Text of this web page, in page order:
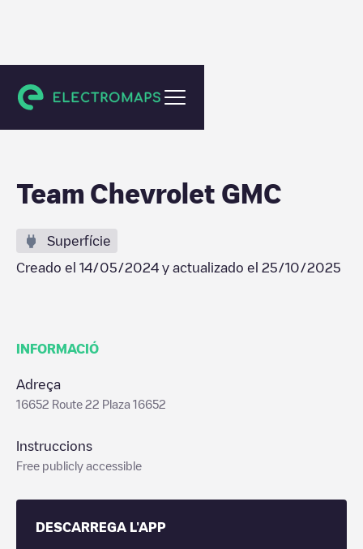
Huntingdon
Team Chevrolet GMC
Superfície
Creado el 14/05/2024 y actualizado el 25/10/2025
INFORMACIÓ
Adreça
16652 Route 22 Plaza 16652
Instruccions
Free publicly accessible
DESCARREGA L'APP